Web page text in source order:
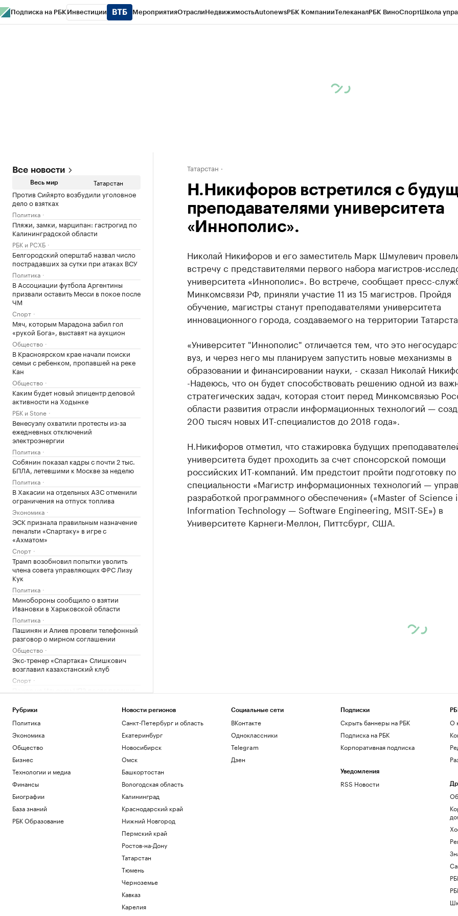
Подписка на РБК Инвестиции МероприятияОтраслиНедвижимостьAutonewsРБК КомпанииТелеканалРБК ВиноСпортШкола
Все новости
Весь мир Татарстан
Против Сийярто возбудили уголовное
дело о взятках
Политика
Пляжи, замки, марципан: гастрогид по
Калининградской области
РБК и РСХБ
Белгородский оперштаб назвал число
пострадавших за сутки при атаках ВСУ
Политика
В Ассоциации футбола Аргентины
призвали оставить Месси в покое после
ЧМ
Спорт
Мяч, которым Марадона забил гол
«рукой Бога», выставят на аукцион
Общество
В Красноярском крае начали поиски
семьи с ребенком, пропавшей на реке
Кан
Общество
Каким будет новый эпицентр деловой
активности на Ходынке
РБК и Stone
Венесуэлу охватили протесты из-за
ежедневных отключений
электроэнергии
Политика
Собянин показал кадры с почти 2 тыс.
БПЛА, летевшими к Москве за неделю
Политика
В Хакасии на отдельных АЗС отменили
ограничения на отпуск топлива
Экономика
ЭСК признала правильным назначение
пенальти «Спартаку» в игре с
«Ахматом»
Спорт
Трамп возобновил попытки уволить
члена совета управляющих ФРС Лизу
Кук
Политика
Минобороны сообщило о взятии
Ивановки в Харьковской области
Политика
Пашинян и Алиев провели телефонный
разговор о мирном соглашении
Общество
Экс-тренер «Спартака» Слишкович
возглавил казахстанский клуб
Спорт
Политика
Мосгорсуд взыскал ₽654 тыс. за залив
квартиры из-за кошки, открывшей кран
Общество
Армия США запустила сервис для
бронирования полигонов частными
компаниями
Собянин сообщил о 1984 дронах,
летевших в сторону Москвы с начала
августа
Политика
Как испанские власти готовятся к
новому прорыву в Сеуту и Мелилью
Татарстан
Н.Никифоров встретился с
преподавателями университета
«Иннополис».
Николай Никифоров и его заместитель Марк Шмулевич
встречу с представителями первого набора магистров-
университета «Иннополис». Во встрече, сообщает пресс-
Минкомсвязи РФ, приняли участие 11 из 15 магистров. Пройдя
обучение, магистры станут преподавателями университета
инновационного города, создаваемого на территории
«Университет "Иннополис" отличается тем, что это
вуз, и через него мы планируем запустить новые механизмы в
образовании и финансировании науки, - сказал Николай
-Надеюсь, что он будет способствовать решению одной из
стратегических задач, которая стоит перед Минкомсвязью
области развития отрасли информационных технологий —
200 тысяч новых ИТ-специалистов до 2018 года».
Н.Никифоров отметил, что стажировка будущих
университета будет проходить за счет спонсорской помощи
российских ИТ-компаний. Им предстоит пройти подготовку по
специальности «Магистр информационных технологий —
разработкой программного обеспечения» («Master of Science
Information Technology — Software Engineering, MSIT-SE») в
Университете Карнеги-Меллон, Питтсбург, США.
Рубрики
Политика
Экономика
Общество
Бизнес
Технологии и медиа
Финансы
Биографии
База знаний
РБК Образование
Новости регионов
Санкт-Петербург и область
Екатеринбург
Новосибирск
Омск
Башкортостан
Вологодская область
Калининград
Краснодарский край
Нижний Новгород
Пермский край
Ростов-на-Дону
Татарстан
Тюмень
Черноземье
Кавказ
Карелия
Социальные сети
ВКонтакте
Одноклассники
Telegram
Дзен
Подписки
Скрыть баннеры на РБК
Подписка на РБК
Корпоративная подписка
Уведомления
RSS Новости
О